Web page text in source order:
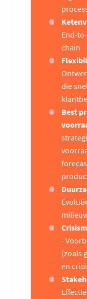
End-
chain
die
Best
-
(zoals
en